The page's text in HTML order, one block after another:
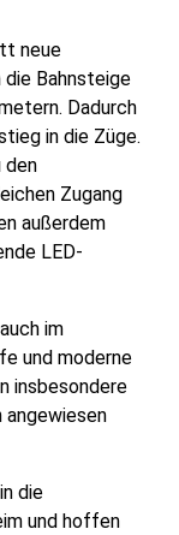
neue
die Bahnsteige
Dadurch
in die Züge.
den
Zugang
außerdem
LED-
im
und moderne
insbesondere
angewiesen
die
und hoffen